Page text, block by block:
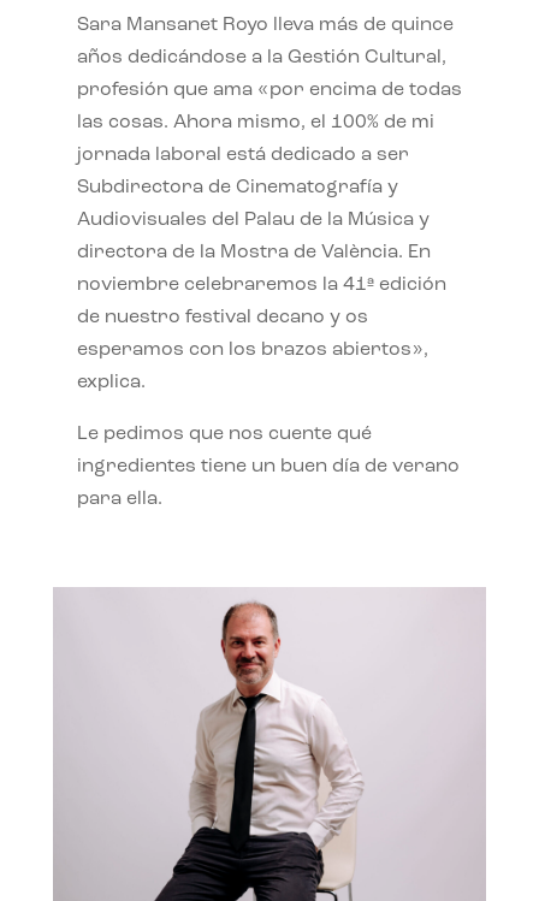
Sara Mansanet Royo lleva más de quince
años dedicándose a la Gestión Cultural,
profesión que ama «por encima de todas
las cosas. Ahora mismo, el 100% de mi
jornada laboral está dedicado a ser
Subdirectora de Cinematografía y
Audiovisuales del Palau de la Música y
directora de la Mostra de València. En
noviembre celebraremos la 41ª edición
de nuestro festival decano y os
esperamos con los brazos abiertos»,
explica.
Le pedimos que nos cuente qué
ingredientes tiene un buen día de verano
para ella.